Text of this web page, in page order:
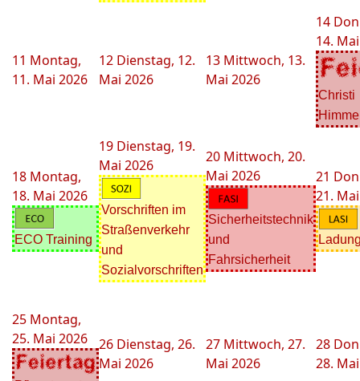
11 Montag,
11. Mai 2026
12 Dienstag, 12.
Mai 2026
13 Mittwoch, 13.
Mai 2026
14
14.
Christi
18 Montag,
18. Mai 2026
ECO Training
19 Dienstag, 19.
Mai 2026
Vorschriften im
Straßenverkehr
und
Sozialvorschriften
20 Mittwoch, 20.
Mai 2026
Sicherheitstechnik
und
Fahrsicherheit
21
21.
25 Montag,
25. Mai 2026
26 Dienstag, 26.
Mai 2026
27 Mittwoch, 27.
Mai 2026
28
28.